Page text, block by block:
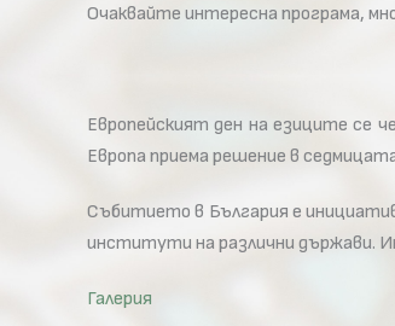
Очаквайте интересна програма,
Европейският ден на езиците се
Европа приема решение в
Събитието в България е
институти на различни държави.
Галерия